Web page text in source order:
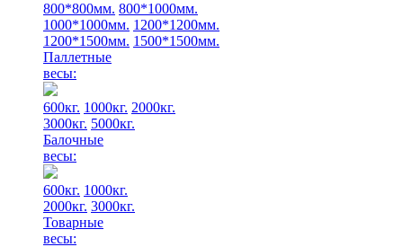
800*800мм. 800*1000мм.
1000*1000мм. 1200*1200мм.
1200*1500мм. 1500*1500мм.
Паллетные
весы:
600кг. 1000кг. 2000кг.
3000кг. 5000кг.
Балочные
весы:
600кг. 1000кг.
2000кг. 3000кг.
Товарные
весы: